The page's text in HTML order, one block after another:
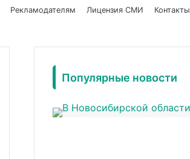
Рекламодателям Лицензия СМИ Контакты
Популярные новости